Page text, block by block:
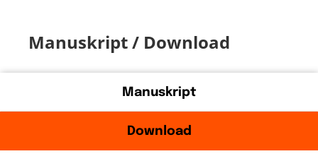
Manuskript / Download
Manuskript
Download